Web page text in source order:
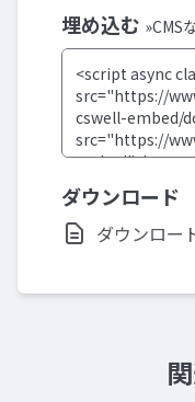
埋め込む »CMS
ダウンロード
ダウンロー